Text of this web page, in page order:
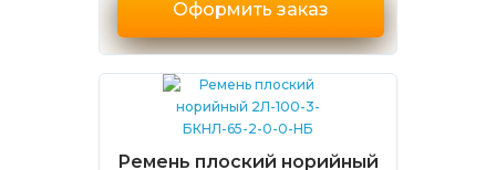
Оформить заказ
Ремень плоский норийный